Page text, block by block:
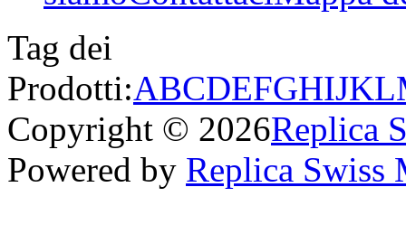
Tag dei
Prodotti:ABCDEFGHIJKL
Copyright © 2026Replica
Powered by Replica Swiss